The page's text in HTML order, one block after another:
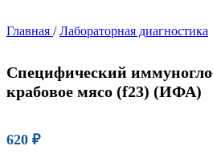
Главная / Лабораторная диагностика
Специфический
крабовое мясо (f23) (ИФА)
620 ₽